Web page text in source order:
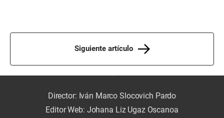
Siguiente artículo
Director: Iván Marco Slocovich Pardo
Editor Web: Johana Liz Ugaz Oscanoa